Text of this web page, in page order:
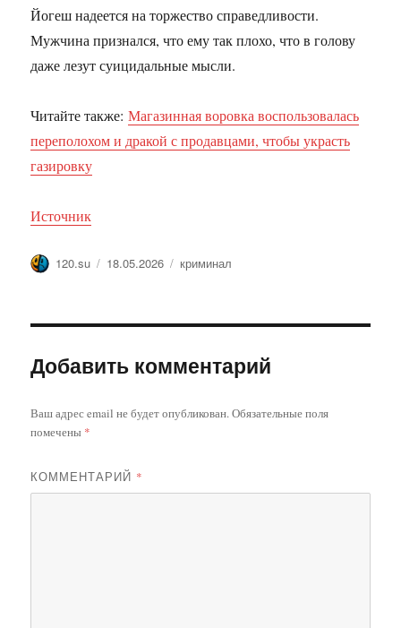
Йогеш надеется на торжество справедливости.
Мужчина признался, что ему так плохо, что в голову
даже лезут суицидальные мысли.
Читайте также:Магазинная воровка воспользовалась
переполохом и дракой с продавцами, чтобы украсть
газировку
Источник
Автор
120.su Опубликовано
18.05.2026 Метки
криминал
Добавить комментарий
Ваш адрес email не будет опубликован.Обязательные поля
помечены *
КОММЕНТАРИЙ *